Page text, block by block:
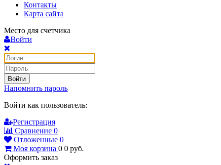
Контакты
Карта сайта
Место для счетчика
Войти
Войти
Напомнить пароль
Войти как пользователь:
Регистрация
Сравнение 0
Отложенные 0
Моя корзина 0 0 руб.
Оформить заказ